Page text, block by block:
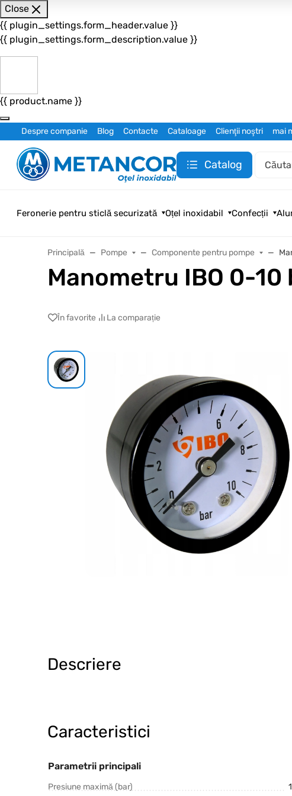
Close
{{ plugin_settings.form_header.value }}
{{ plugin_settings.form_description.value }}
{{ product.name }}
Despre companie Blog Contacte Cataloage Clienţii noştri mai
Catalog
Feronerie pentru sticlă securizată Oțel inoxidabil Confecții
Principală Pompe Componente pentru pompe
Manometru IBO 0-
În favorite La comparație
Descriere
Caracteristici
Parametrii principali
Presiune maximă (bar)